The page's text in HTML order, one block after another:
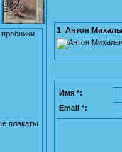
плакаты
1 Антон
Имя *:
Email *: